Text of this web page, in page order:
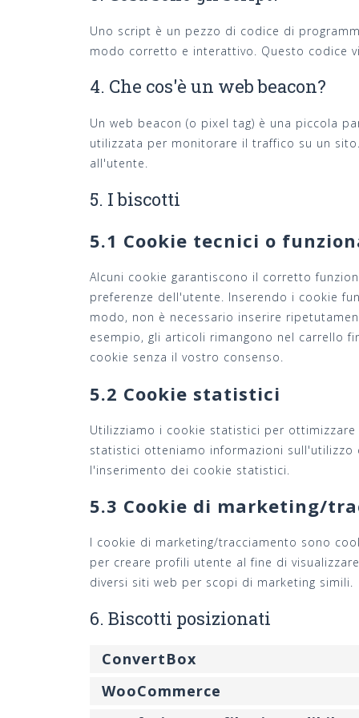
Uno script è un pezzo di codice di
modo corretto e interattivo. Questo codice
4. Che cos'è un web beacon?
Un web beacon (o pixel tag) è una piccola
utilizzata per monitorare il traffico su un
all'utente.
5. I biscotti
5.1 Cookie tecnici o
Alcuni cookie garantiscono il corretto
preferenze dell'utente. Inserendo i cookie
modo, non è necessario inserire
esempio, gli articoli rimangono nel carrello
cookie senza il vostro consenso.
5.2 Cookie statistici
Utilizziamo i cookie statistici per
statistici otteniamo informazioni
l'inserimento dei cookie statistici.
5.3 Cookie di marketing/
I cookie di marketing/tracciamento sono
per creare profili utente al fine di
diversi siti web per scopi di marketing simili.
6. Biscotti posizionati
ConvertBox
WooCommerce